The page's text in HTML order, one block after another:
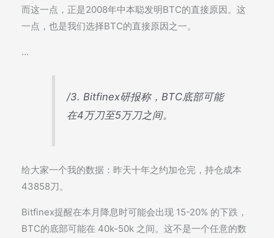
而这一点，正是2008年中本聪发明BTC的直接原因。这
一点，也是我们选择BTC的直接原因之一。
…
/3. Bitfinex研报称，BTC底部可能
在4万刀至5万刀之间。
给大家一个我的数据：昨天十年之约加仓完，持仓成本
43858刀。
Bitfinex提醒在本月降息时可能会出现 15-20% 的下跌，
BTC的底部可能在 40k-50k 之间。这不是一个任意的数